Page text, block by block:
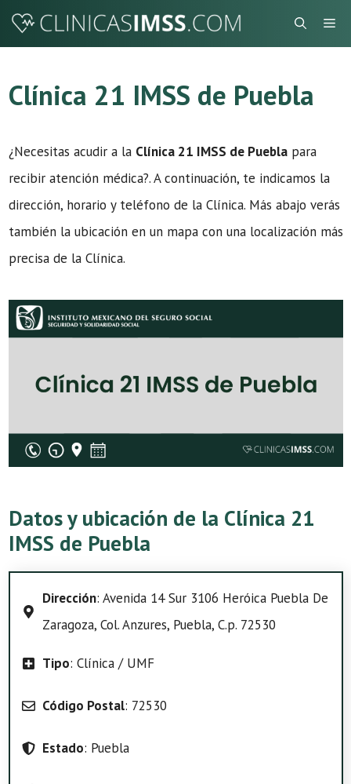
Saltar
Clínica 21 IMSS de Puebla
¿Necesitas acudir a la Clínica 21 IMSS de Puebla para
recibir atención médica?. A continuación, te indicamos la
dirección, horario y teléfono de la Clínica. Más abajo verás
también la ubicación en un mapa con una localización más
precisa de la Clínica.
Datos y ubicación de la Clínica 21
IMSS de Puebla
Dirección: Avenida 14 Sur 3106 Heróica Puebla De
Zaragoza, Col. Anzures, Puebla, C.p. 72530
Tipo: Clínica / UMF
Código Postal: 72530
Estado: Puebla